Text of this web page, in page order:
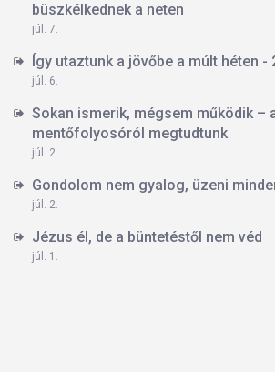
büszkélkednek a neten
júl. 7.
Így utaztunk a jövőbe a múlt héten -
júl. 6.
Sokan ismerik, mégsem működik –
mentőfolyosóról megtudtunk
júl. 2.
Gondolom nem gyalog, üzeni
júl. 2.
Jézus él, de a büntetéstől nem véd
júl. 1.